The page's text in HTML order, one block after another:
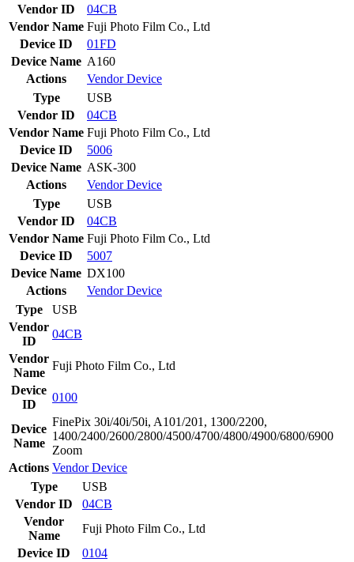
Vendor ID
04CB
Vendor Name Fuji Photo Film Co., Ltd
Device ID
01FD
Device Name A160
Actions
VendorDevice
Type
USB
Vendor ID
04CB
Vendor Name Fuji Photo Film Co., Ltd
Device ID
5006
Device Name ASK-300
Actions
VendorDevice
Type
USB
Vendor ID
04CB
Vendor Name Fuji Photo Film Co., Ltd
Device ID
5007
Device Name DX100
Actions
VendorDevice
Type
USB
Vendor
ID
04CB
Vendor
Name
Fuji Photo Film Co., Ltd
Device
ID
0100
Device
Name
FinePix 30i/40i/50i, A101/201, 1300/2200,
1400/2400/2600/2800/4500/4700/4800/4900/6800/6900
Zoom
Actions VendorDevice
Type
USB
Vendor ID
04CB
Vendor
Name
Fuji Photo Film Co., Ltd
Device ID
0104